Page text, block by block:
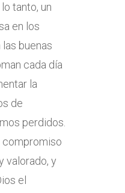
tanto, un
en los
buenas
cada día
la
de
perdidos.
compromiso
valorado, y
el